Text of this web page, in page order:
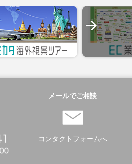
メールでご相談
コンタクトフォームへ